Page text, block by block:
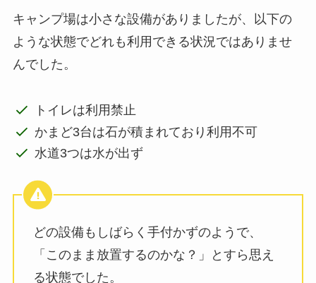
キャンプ場は小さな設備がありましたが、以下の
ような状態でどれも利用できる状況ではありませ
んでした。
トイレは利用禁止
かまど3台は石が積まれており利用不可
水道3つは水が出ず
どの設備もしばらく手付かずのようで、
「このまま放置するのかな？」とすら思え
る状態でした。